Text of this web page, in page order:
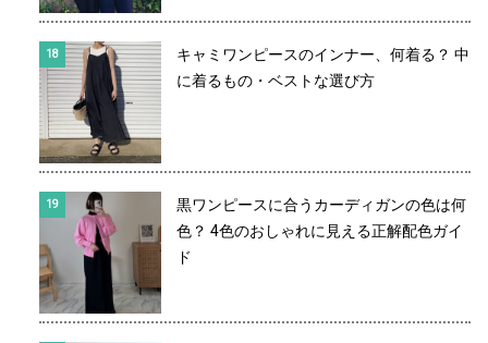
キャミワンピースのインナー、何着る？ 中
に着るもの・ベストな選び方
黒ワンピースに合うカーディガンの色は何
色？ 4色のおしゃれに見える正解配色ガイ
ド